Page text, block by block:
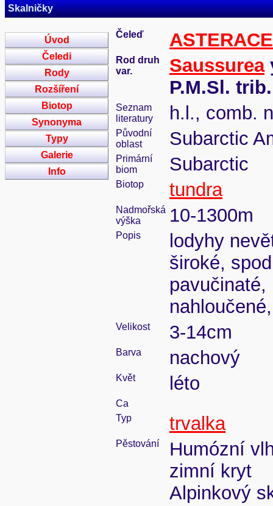
Skalničky
Úvod
Čeledi
Rody
Rozšíření
Biotop
Synonyma
Typy
Galerie
Info
Čeleď
Rod druh
var.
Saussurea
P.M.Sl.
Seznam
literatury
h.l., comb.
Původní
oblast
Subarctic
Primární
biom
Subarctic
Biotop tundra
Nadmořská
výška
10-1300m
Popis
lodyhy
široké,
Velikost 3-14cm
Barva nachový
Květ léto
Ca
Typ
trvalka
Pěstování
Humózní
zimní kryt
Alpinkový